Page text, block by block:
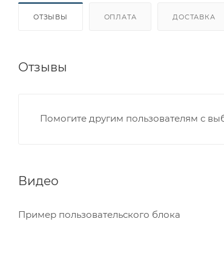
ОТЗЫВЫ ОПЛАТА ДОСТАВКА
Отзывы
Помогите другим пользователям с
Видео
Пример пользовательского блока